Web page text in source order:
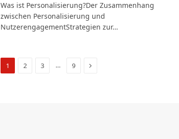
Was ist Personalisierung?Der Zusammenhang
zwischen Personalisierung und
NutzerengagementStrategien zur…
1 2 3 … 9 Next